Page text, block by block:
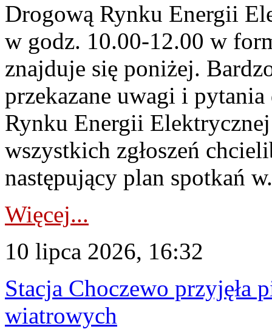
Drogową Rynku Energii
w godz. 10.00-12.00 w
znajduje się poniżej.
przekazane uwagi i
Rynku Energii
wszystkich zgłoszeń
następujący plan spotkań
Więcej...
10 lipca 2026, 16:32
Stacja Choczewo przyjęła
wiatrowych